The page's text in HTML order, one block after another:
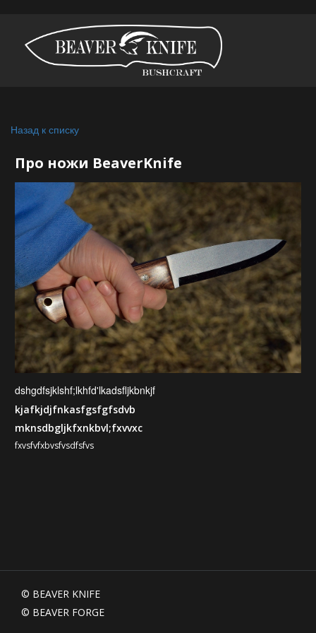
Назад к списку
Про ножи BeaverKnife
dshgdfsjklshf;lkhfd'lkadsfljkbnkjf
kjafkjdjfnkasfgsfgfsdvb
mknsdbgljkfxnkbvl;fxvvxc
fxvsfvfxbvsfvsdfsfvs
© BEAVER KNIFE
© BEAVER FORGE